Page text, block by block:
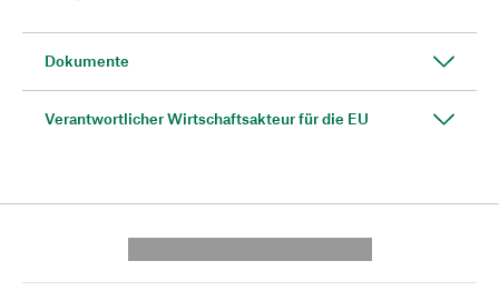
Dokumente
Verantwortlicher Wirtschaftsakteur für die EU